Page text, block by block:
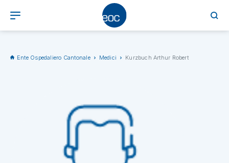
Ente Ospedaliero Cantonale Medici Kurzbuch Arthur Robert